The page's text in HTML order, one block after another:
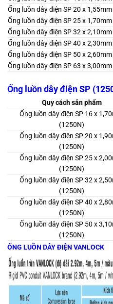
Ống luồn dây điện SP 20 x
Ống luồn dây điện SP 25 x
Ống luồn dây điện SP 32 x
Ống luồn dây điện SP 40 x
Ống luồn dây điện SP 50 x
Ống luồn dây điện SP 63 x
Ống luồn dây điện SP
Quy cách sản phẩm
Ống luồn dây điện SP 16 x
(1250N)
Ống luồn dây điện SP 20 x
(1250N)
Ống luồn dây điện SP 25 x
(1250N)
Ống luồn dây điện SP 32 x
(1250N)
Ống luồn dây điện SP 40 x
(1250N)
Ống luồn dây điện SP 50 x
(1250N)
ỐNG LUỒN DÂY ĐIỆN VANLOCK